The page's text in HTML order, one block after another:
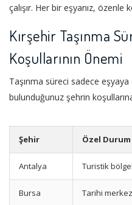
çalışır. Her bir eşyanız, özenle
Kırşehir Taşınma
Koşullarının Önemi
Taşınma süreci sadece
bulunduğunuz şehrin
Şehir Özel Durum
Antalya Turistik
Bursa Tarihi